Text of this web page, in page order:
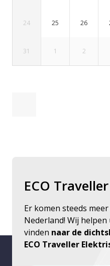
24 25 26
31 1 2
ECO
Er komen steeds
Nederland! Wij
vinden naar de
ECO Traveller